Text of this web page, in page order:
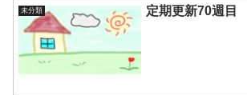
未分類 定期更新70週目